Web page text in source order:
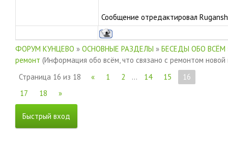
Сообщение отредактировал
ФОРУМ КУНЦЕВО » ОСНОВНЫЕ РАЗДЕЛЫ » БЕСЕДЫ ОБО ВСЁМ
ремонт (Информация обо всём, что связано с ремонтом новой
Страница 16 из 18 « 1 2 … 14 15
16
17
18 »